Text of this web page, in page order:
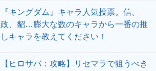
『キングダム』キャラ人気投票。信、
政、貂…膨大な数のキャラから一番の推
しキャラを教えてください！
【ヒロサバ：攻略】リセマラで狙うべき